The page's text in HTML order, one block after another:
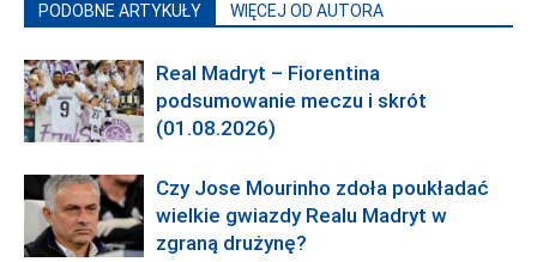
PODOBNE ARTYKUŁY WIĘCEJ OD AUTORA
Real Madryt – Fiorentina
podsumowanie meczu i skrót
(01.08.2026)
Czy Jose Mourinho zdoła poukładać
wielkie gwiazdy Realu Madryt w
zgraną drużynę?